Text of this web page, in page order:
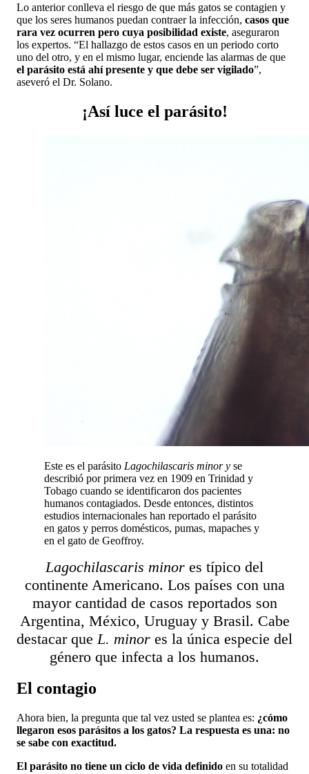
Lo anterior conlleva el riesgo de que más gatos se contagien y
que los seres humanos puedan contraer la infección, casos que
rara vez ocurren pero cuya posibilidad existe, aseguraron
los expertos. “El hallazgo de estos casos en un periodo corto
uno del otro, y en el mismo lugar, enciende las alarmas de que
el parásito está ahí presente y que debe ser vigilado”,
aseveró el Dr. Solano.
¡Así luce el parásito!
Este es el parásito Lagochilascaris minor y se
describió por primera vez en 1909 en Trinidad y
Tobago cuando se identificaron dos pacientes
humanos contagiados. Desde entonces, distintos
estudios internacionales han reportado el parásito
en gatos y perros domésticos, pumas, mapaches y
en el gato de Geoffroy.
Lagochilascaris minor es típico del
continente Americano. Los países con una
mayor cantidad de casos reportados son
Argentina, México, Uruguay y Brasil. Cabe
destacar que L. minor es la única especie del
género que infecta a los humanos.
El contagio
Ahora bien, la pregunta que tal vez usted se plantea es: ¿cómo
llegaron esos parásitos a los gatos? La respuesta es una: no
se sabe con exactitud.
El parásito no tiene un ciclo de vida definido en su totalidad